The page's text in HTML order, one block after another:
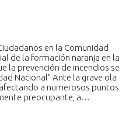
en la Comunidad
de la formación naranja en la
la prevención de incendios se
Nacional” Ante la grave ola
a numerosos puntos
preocupante, a…